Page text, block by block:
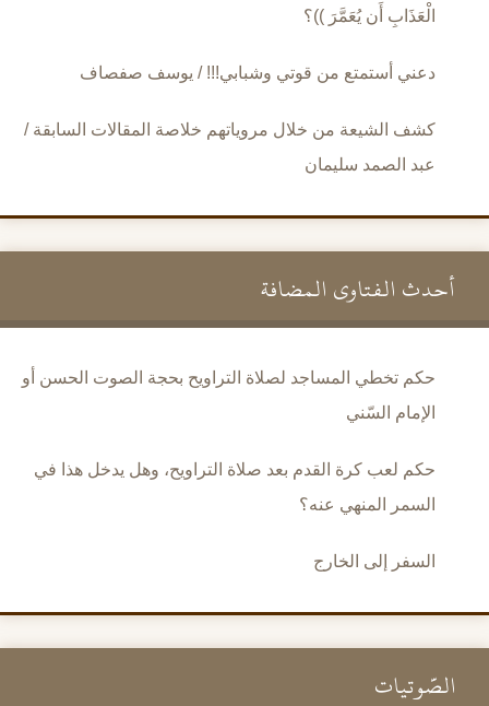
الْعَذَابِ أَن يُعَمَّرَ ))؟
دعني أستمتع من قوتي وشبابي!!! / يوسف صفصاف
كشف الشيعة من خلال مروياتهم خلاصة المقالات السابقة /
عبد الصمد سليمان
أحدث الفتاوى المضافة
حكم تخطي المساجد لصلاة التراويح بحجة الصوت الحسن أو
الإمام السّني
حكم لعب كرة القدم بعد صلاة التراويح، وهل يدخل هذا في
السمر المنهي عنه؟
السفر إلى الخارج
الصَّوتيات